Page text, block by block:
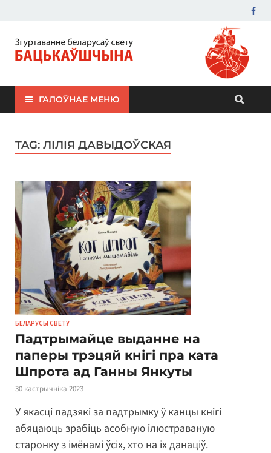
ЗБС "Бацькаўшчына"
ГАЛОЎНАЕ МЕНЮ
TAG: ЛІЛІЯ ДАВЫДОЎСКАЯ
БЕЛАРУСЫ СВЕТУ
Падтрымайце выданне на
паперы трэцяй кнігі пра ката
Шпрота ад Ганны Янкуты
30 кастрычніка 2023
У якасці падзякі за падтрымку ў канцы кнігі
абяцаюць зрабіць асобную ілюстраваную
старонку з імёнамі ўсіх, хто на іх данаціў.